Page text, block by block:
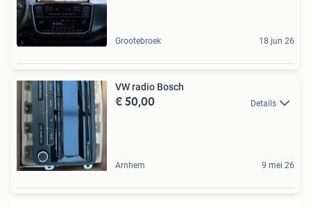
Grootebroek 18 jun 26
VW radio Bosch
€ 50,00 Details
Arnhem 9 mei 26